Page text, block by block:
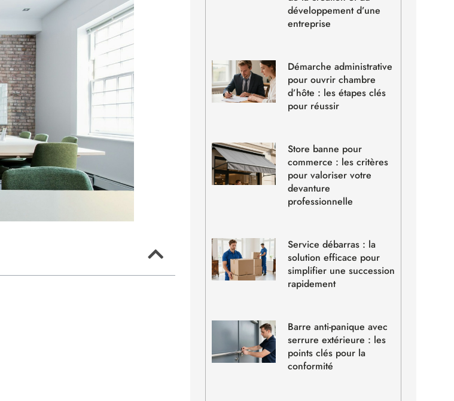
développement d’une
entreprise
Démarche administrative
pour ouvrir chambre
d’hôte : les étapes clés
pour réussir
Store banne pour
commerce : les critères
pour valoriser votre
devanture
professionnelle
Service débarras : la
solution efficace pour
simplifier une succession
rapidement
Barre anti-panique avec
serrure extérieure : les
points clés pour la
conformité